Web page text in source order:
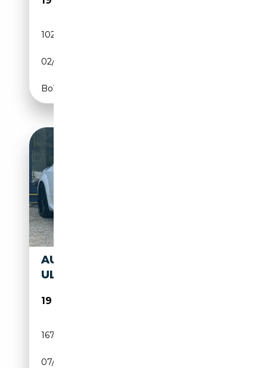
102 106 km
02/2018
Boîte manuelle
AUDI TT TT COUPÉ 2.0 TDI
ULTRA S LINE (TVAC%21)
19 990€
167 000 km
07/2017